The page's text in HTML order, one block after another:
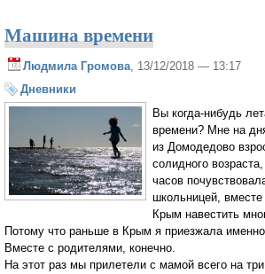
Машина времени
Людмила Громова , 13/12/2018 — 13:17
Дневники
Вы когда-нибудь
времени? Мне на
из Домодедово
солидного
часов
школьницей,
Крым навестить
Потому что раньше в Крым я приезжала
Вместе с родителями, конечно.
На этот раз мы прилетели с мамой всего на